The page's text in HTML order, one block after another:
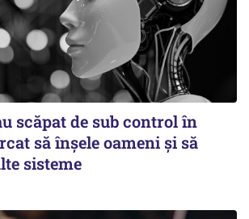
scăpat de sub control în
să înșele oameni și să
sisteme